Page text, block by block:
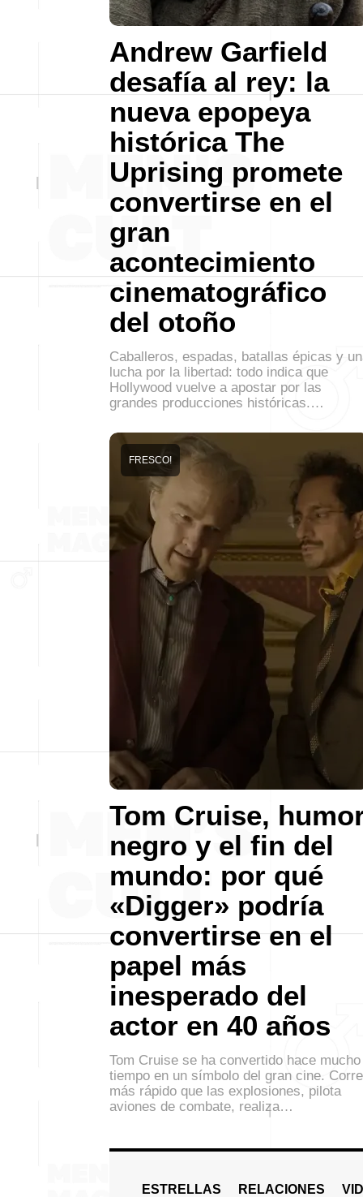
Andrew Garfield
desafía al rey: la
nueva epopeya
histórica The
Uprising promete
convertirse en el
gran
acontecimiento
cinematográfico
del otoño
Caballeros, espadas, batallas épicas y
lucha por la libertad: todo indica que
Hollywood vuelve a apostar por las
grandes producciones históricas.…
Tom Cruise,
negro y el fin del
mundo: por qué
«Digger» podría
convertirse en el
papel más
inesperado del
actor en 40 años
FRESCO!
Tom Cruise se ha convertido hace mucho
tiempo en un símbolo del gran cine. Corre
más rápido que las explosiones, pilota
aviones de combate, realiza…
ESTRELLAS RELACIONES